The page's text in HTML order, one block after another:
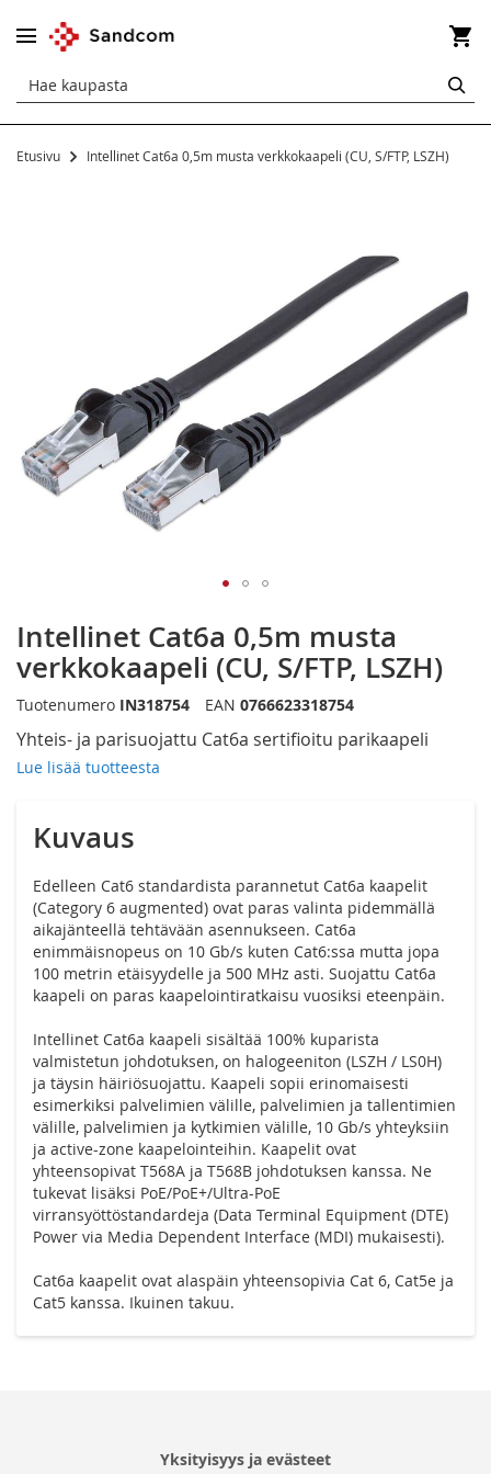
Etusivu Intellinet Cat6a 0,5m musta verkkokaapeli (CU, S/FTP, LSZH)
kuvagallerian
alkuun
Intellinet Cat6a 0,5m musta
verkkokaapeli (CU, S/FTP, LSZH)
Yhteis- ja parisuojattu Cat6a sertifioitu parikaapeli
Lue lisää tuotteesta
Tuotenumero IN318754 EAN 0766623318754
Kuvaus
Edelleen Cat6 standardista parannetut Cat6a kaapelit
(Category 6 augmented) ovat paras valinta pidemmällä
aikajänteellä tehtävään asennukseen. Cat6a
enimmäisnopeus on 10 Gb/s kuten Cat6:ssa mutta jopa
100 metrin etäisyydelle ja 500 MHz asti. Suojattu Cat6a
kaapeli on paras kaapelointiratkaisu vuosiksi eteenpäin.
Intellinet Cat6a kaapeli sisältää 100% kuparista
valmistetun johdotuksen, on halogeeniton (LSZH / LS0H)
ja täysin häiriösuojattu. Kaapeli sopii erinomaisesti
esimerkiksi palvelimien välille, palvelimien ja tallentimien
välille, palvelimien ja kytkimien välille, 10 Gb/s yhteyksiin
ja active-zone kaapelointeihin. Kaapelit ovat
yhteensopivat T568A ja T568B johdotuksen kanssa. Ne
tukevat lisäksi PoE/PoE+/Ultra-PoE
virransyöttöstandardeja (Data Terminal Equipment (DTE)
Power via Media Dependent Interface (MDI) mukaisesti).
Cat6a kaapelit ovat alaspäin yhteensopivia Cat 6, Cat5e ja
Cat5 kanssa. Ikuinen takuu.
Yksityisyys ja evästeet